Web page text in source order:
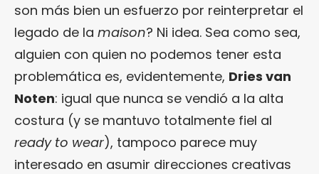
son más bien un esfuerzo por reinterpretar el
legado de la maison? Ni idea. Sea como sea,
alguien con quien no podemos tener esta
problemática es, evidentemente, Dries van
Noten: igual que nunca se vendió a la alta
costura (y se mantuvo totalmente fiel al
ready to wear), tampoco parece muy
interesado en asumir direcciones creativas